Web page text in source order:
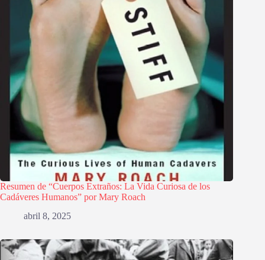
Resumen de “Cuerpos Extraños: La Vida Curiosa de los
Cadáveres Humanos” por Mary Roach
abril 8, 2025